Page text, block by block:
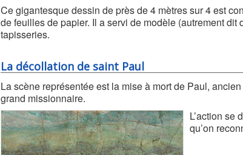
Ce gigantesque dessin de près de 4 mètres sur 4 est
de feuilles de papier. Il a servi de modèle (autrement dit
tapisseries.
La décollation de saint Paul
La scène représentée est la mise à mort de Paul,
grand missionnaire.
L’action se
qu’on